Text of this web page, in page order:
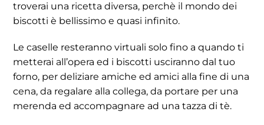
troverai una ricetta diversa, perchè il mondo dei
biscotti è bellissimo e quasi infinito.
Le caselle resteranno virtuali solo fino a quando ti
metterai all’opera ed i biscotti usciranno dal tuo
forno, per deliziare amiche ed amici alla fine di una
cena, da regalare alla collega, da portare per una
merenda ed accompagnare ad una tazza di tè.